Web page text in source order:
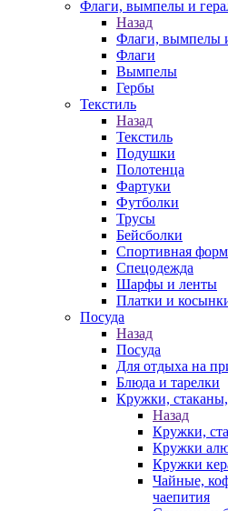
Флаги, вымпелы и
Назад
Флаги, вымпелы
Флаги
Вымпелы
Гербы
Текстиль
Назад
Текстиль
Подушки
Полотенца
Фартуки
Футболки
Трусы
Бейсболки
Спортивная
Спецодежда
Шарфы и ленты
Платки и
Посуда
Назад
Посуда
Для отдыха на
Блюда и тарелки
Кружки,
Назад
Кружки,
Кружки
Кружки
Чайные,
чаепития